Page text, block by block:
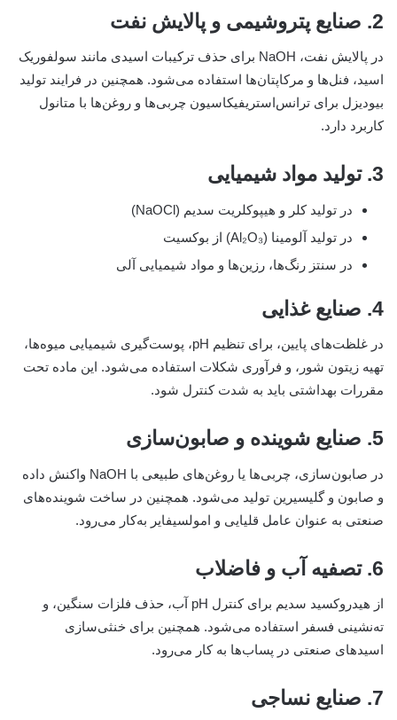
2. صنایع پتروشیمی و پالایش نفت
در پالایش نفت، NaOH برای حذف ترکیبات اسیدی مانند سولفوریک
اسید، فنل‌ها و مرکاپتان‌ها استفاده می‌شود. همچنین در فرایند تولید
بیودیزل برای ترانس‌استریفیکاسیون چربی‌ها و روغن‌ها با متانول
کاربرد دارد.
3. تولید مواد شیمیایی
در تولید کلر و هیپوکلریت سدیم (NaOCl)
در تولید آلومینا (Al₂O₃) از بوکسیت
در سنتز رنگ‌ها، رزین‌ها و مواد شیمیایی آلی
4. صنایع غذایی
در غلظت‌های پایین، برای تنظیم pH، پوست‌گیری شیمیایی میوه‌ها،
تهیه زیتون شور، و فرآوری شکلات استفاده می‌شود. این ماده تحت
مقررات بهداشتی باید به شدت کنترل شود.
5. صنایع شوینده و صابون‌سازی
در صابون‌سازی، چربی‌ها یا روغن‌های طبیعی با NaOH واکنش داده
و صابون و گلیسیرین تولید می‌شود. همچنین در ساخت شوینده‌های
صنعتی به عنوان عامل قلیایی و امولسیفایر به‌کار می‌رود.
6. تصفیه آب و فاضلاب
از هیدروکسید سدیم برای کنترل pH آب، حذف فلزات سنگین، و
ته‌نشینی فسفر استفاده می‌شود. همچنین برای خنثی‌سازی
اسیدهای صنعتی در پساب‌ها به کار می‌رود.
7. صنایع نساجی